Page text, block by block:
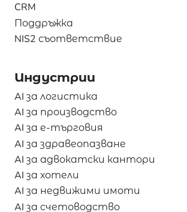
CRM
Поддръжка
NIS2 съответствие
Индустрии
AI за логистика
AI за производство
AI за е-търговия
AI за здравеопазване
AI за адвокатски кантори
AI за хотели
AI за недвижими имоти
AI за счетоводство